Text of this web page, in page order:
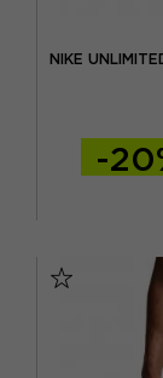
NIKE
-